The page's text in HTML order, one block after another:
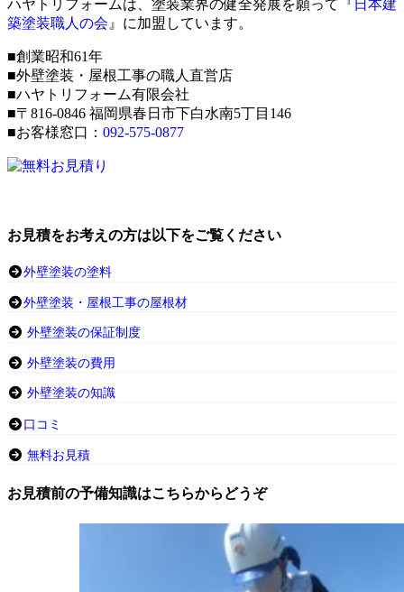
ハヤトリフォームは、塗装業界の健全発展を願って『 日本建
築塗装職人の会 』に加盟しています。
■創業昭和61年
■外壁塗装・屋根工事の職人直営店
■ハヤトリフォーム有限会社
■〒816-0846 福岡県春日市下白水南5丁目146
■お客様窓口： 092-575-0877
お見積をお考えの方は以下をご覧ください
外壁塗装の塗料
外壁塗装・屋根工事の屋根材
外壁塗装の保証制度
外壁塗装の費用
外壁塗装の知識
口コミ
無料お見積
お見積前の予備知識はこちらからどうぞ